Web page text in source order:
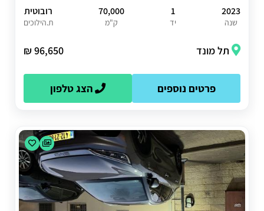
2023
שנה
1
יד
70,000
ק"מ
רובוטית
ת.הילוכים
תל מונד 96,650 ₪
פרטים נוספים הצג טלפון